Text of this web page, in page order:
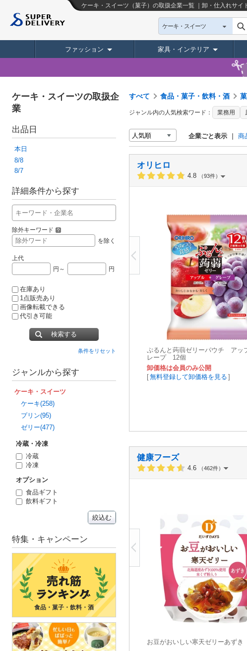
ケーキ・スイーツ（菓子）の取扱企業一覧 ｜卸・仕入れサイ
ケーキ・スイーツ
ファッション 家具・インテリア
ケーキ・スイーツの取扱企
業
出品日
本日
8/8
8/7
詳細条件から探す
除外キーワード
を除く
上代
円～
円
在庫あり
1点販売あり
画像転載できる
代引き可能
検索する
条件をリセット
ジャンルから探す
ケーキ・スイーツ
ケーキ(258)
プリン(95)
ゼリー(477)
冷蔵・冷凍
冷蔵
冷凍
オプション
食品ギフト
飲料ギフト
絞込む
特集・キャンペーン
食品・菓子・飲料・酒
すべて 食品・菓子・飲料・酒
ジャンル内の人気検索ワード： 業務用
企業ごと表示 商
オリヒロ
4.8 （93件）
ぷるんと蒟蒻ゼリーパウチ アッ
レープ 12個
卸価格は会員のみ公開
[無料登録して卸価格を見る ]
健康フーズ
4.6 （462件）
お豆がおいしい寒天ゼリーあずき